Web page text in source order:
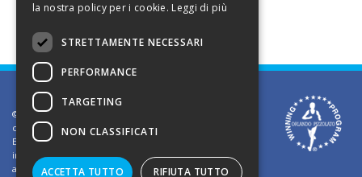
©2002 Informativa sui diritti d'autore. Le informazioni
contenute in questo sito sono solo per uso privato.
E' vietato riprodurre o divulgare in qualsiasi forma le
informazioni contenute in questo sito, salvo previa
autorizzazione di Orlando Pizzolato
la nostra policy per i cookie. Leggi di più
STRETTAMENTE NECESSARI
PERFORMANCE
TARGETING
NON CLASSIFICATI
ACCETTA TUTTO RIFIUTA TUTTO